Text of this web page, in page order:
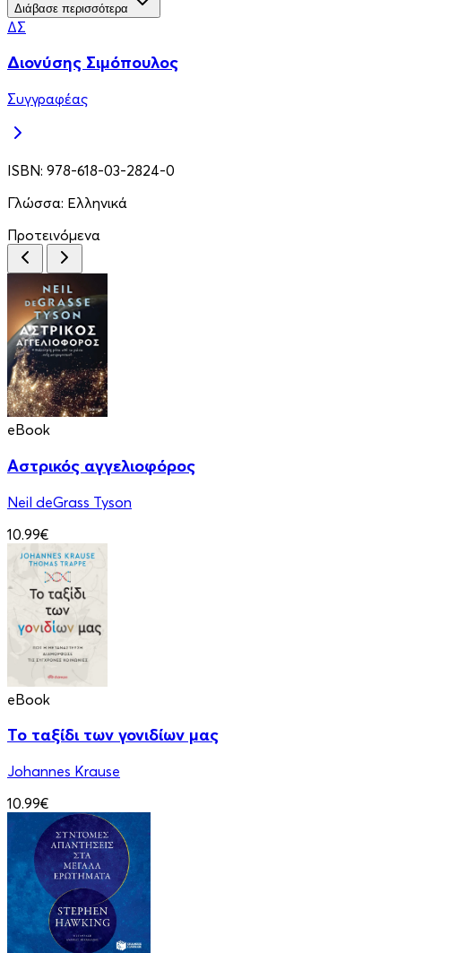
Διάβασε περισσότερα
ΔΣ
Διονύσης Σιμόπουλος
Συγγραφέας
ISBN: 978-618-03-2824-0
Γλώσσα: Ελληνικά
Προτεινόμενα
eBook
Αστρικός αγγελιοφόρος
Neil deGrass Tyson
10.99€
eBook
Το ταξίδι των γονιδίων μας
Johannes Krause
10.99€